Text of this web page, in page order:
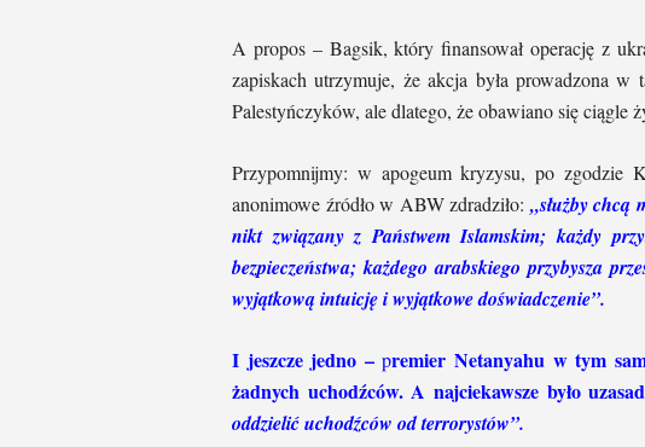
A propos – Bagsik, który finansował operację z
zapiskach utrzymuje, że akcja była prowadzona
Palestyńczyków, ale dlatego, że obawiano się ciągle
Przypomnijmy: w apogeum kryzysu, po zgodzie
anonimowe źródło w ABW zdradziło: „służby chcą
nikt związany z Państwem Islamskim; każdy
bezpieczeństwa; każdego arabskiego przybysza
wyjątkową intuicję i wyjątkowe doświadczenie”.
I jeszcze jedno –premier Netanyahu w tym
żadnych uchodźców. A najciekawsze było
oddzielić uchodźców od terrorystów”.